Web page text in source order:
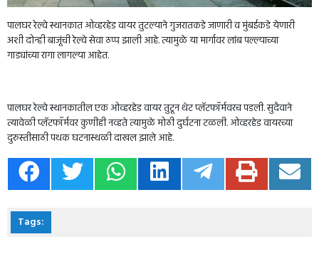
पालघर रेल्वे स्थानकात ओव्हरहेड वायर तुटल्याने गुजरातकडे जाणारी व मुंबईकडे येणारी
अशी दोन्ही बाजूंची रेल्वे सेवा ठप्प झाली आहे. त्यामुळे या मार्गावर लांब पल्ल्याच्या
गाड्यांच्या रागा लागल्या आहेत.
पालघर रेल्वे स्थानकातील एक ओव्हरहेड वायर तुटून थेट प्लॅटफॉर्मवरच पडली. सुदैवाने
त्यावेळी प्लॅटफॉर्मवर कुणीही नव्हते त्यामुळे मोठी दुर्घटना टळली. ओव्हरहेड वायरच्या
दुरुस्तीसाठी पथक घटनास्थळी दाखल झाले आहे.
Tags: